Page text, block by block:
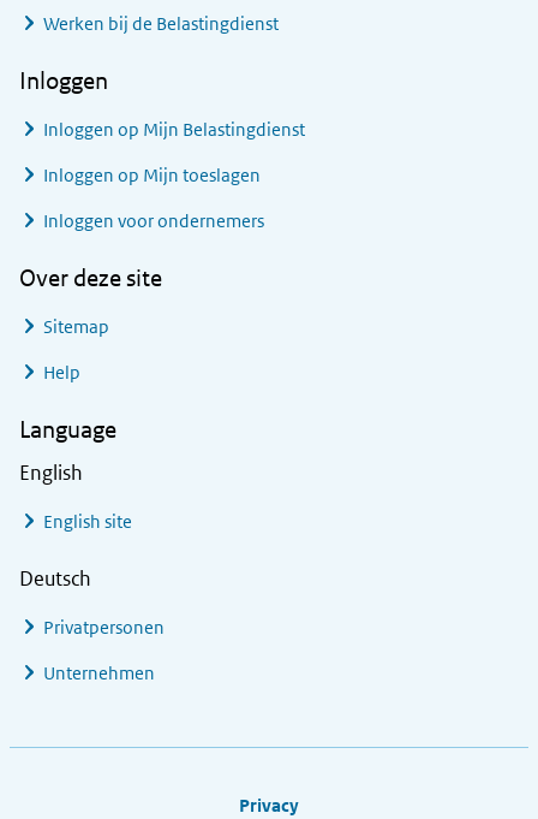
Werken bij de Belastingdienst
Inloggen
Inloggen op Mijn Belastingdienst
Inloggen op Mijn toeslagen
Inloggen voor ondernemers
Over deze site
Sitemap
Help
Language
English
English site
Deutsch
Privatpersonen
Unternehmen
Privacy